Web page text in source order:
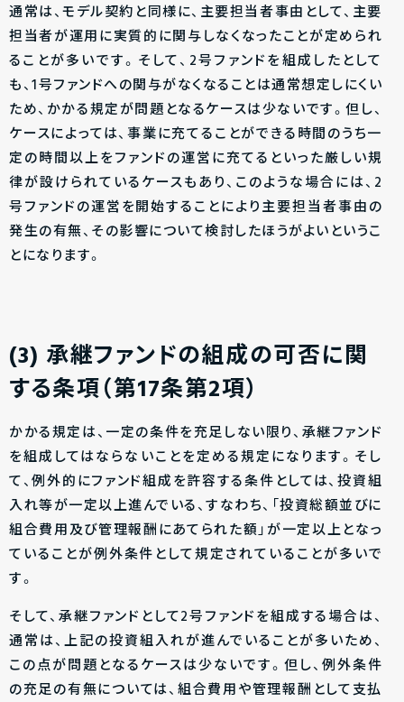
通常は、モデル契約と同様に、主要担当者事由として、主要
担当者が運用に実質的に関与しなくなったことが定められ
ることが多いです。そして、2号ファンドを組成したとして
も、1号ファンドへの関与がなくなることは通常想定しにくい
ため、かかる規定が問題となるケースは少ないです。但し、
ケースによっては、事業に充てることができる時間のうち一
定の時間以上をファンドの運営に充てるといった厳しい規
律が設けられているケースもあり、このような場合には、2
号ファンドの運営を開始することにより主要担当者事由の
発生の有無、その影響について検討したほうがよいというこ
とになります。
(3) 承継ファンドの組成の可否に関
する条項（第17条第2項）
かかる規定は、一定の条件を充足しない限り、承継ファンド
を組成してはならないことを定める規定になります。そし
て、例外的にファンド組成を許容する条件としては、投資組
入れ等が一定以上進んでいる、すなわち、「投資総額並びに
組合費用及び管理報酬にあてられた額」が一定以上となっ
ていることが例外条件として規定されていることが多いで
す。
そして、承継ファンドとして2号ファンドを組成する場合は、
通常は、上記の投資組入れが進んでいることが多いため、
この点が問題となるケースは少ないです。但し、例外条件
の充足の有無については、組合費用や管理報酬として支払